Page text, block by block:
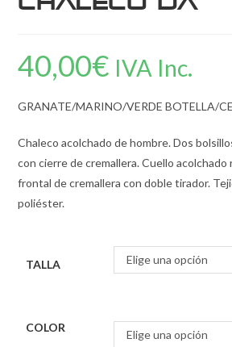
40,00€ IVA Inc.
GRANATE/MARINO/VERDE BOTELLA/
Chaleco acolchado de hombre. Dos
con cierre de cremallera. Cuello
frontal de cremallera con doble tirador.
poliéster.
TALLA Elige una opción
COLOR
Elige una opción